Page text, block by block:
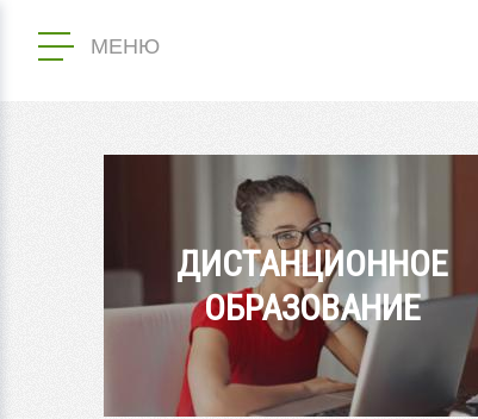
МЕНЮ
ДИСТАНЦИОННОЕ
ОБРАЗОВАНИЕ